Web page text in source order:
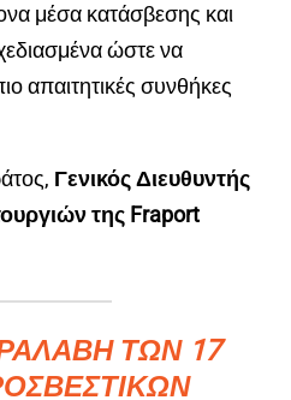
μέσα κατάσβεσης και
ώστε να
απαιτητικές συνθήκες
Γενικός Διευθυντής
της Fraport
ΤΩΝ 17